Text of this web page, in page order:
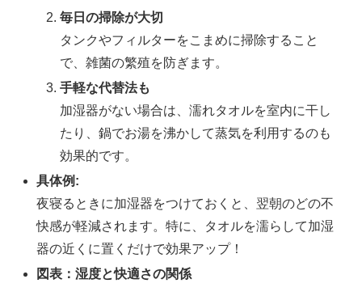
毎日の掃除が大切
タンクやフィルターをこまめに掃除すること
で、雑菌の繁殖を防ぎます。
手軽な代替法も
加湿器がない場合は、濡れタオルを室内に干し
たり、鍋でお湯を沸かして蒸気を利用するのも
効果的です。
具体例:
夜寝るときに加湿器をつけておくと、翌朝のどの不
快感が軽減されます。特に、タオルを濡らして加湿
器の近くに置くだけで効果アップ！
図表：湿度と快適さの関係